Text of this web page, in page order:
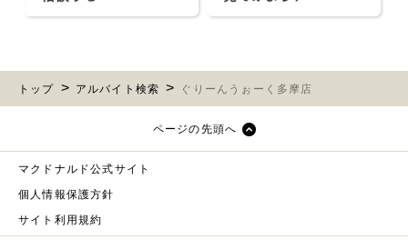
トップ アルバイト検索 ぐりーんうぉーく多摩店
ページの先頭へ
マクドナルド公式サイト
個人情報保護方針
サイト利用規約